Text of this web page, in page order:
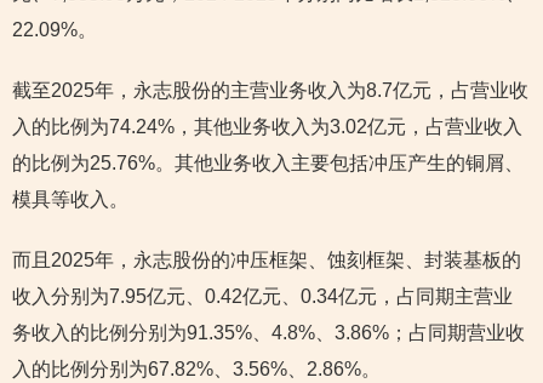
22.09%。
截至2025年，永志股份的主营业务收入为8.7亿元，占营业收
入的比例为74.24%，其他业务收入为3.02亿元，占营业收入
的比例为25.76%。其他业务收入主要包括冲压产生的铜屑、
模具等收入。
而且2025年，永志股份的冲压框架、蚀刻框架、封装基板的
收入分别为7.95亿元、0.42亿元、0.34亿元，占同期主营业
务收入的比例分别为91.35%、4.8%、3.86%；占同期营业收
入的比例分别为67.82%、3.56%、2.86%。